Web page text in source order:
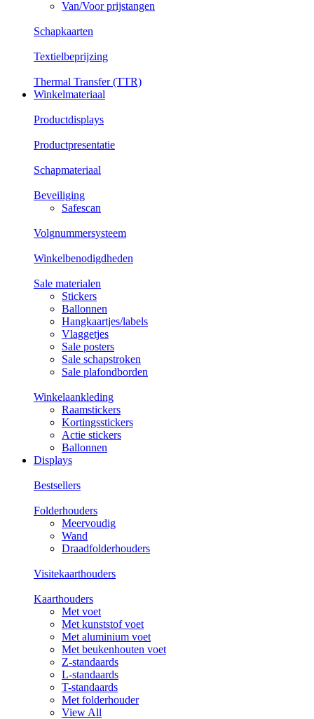
Van/Voor prijstangen
Schapkaarten
Textielbeprijzing
Thermal Transfer (TTR)
Winkelmateriaal
Productdisplays
Productpresentatie
Schapmateriaal
Beveiliging
Safescan
Volgnummersysteem
Winkelbenodigdheden
Sale materialen
Stickers
Ballonnen
Hangkaartjes/labels
Vlaggetjes
Sale posters
Sale schapstroken
Sale plafondborden
Winkelaankleding
Raamstickers
Kortingsstickers
Actie stickers
Ballonnen
Displays
Bestsellers
Folderhouders
Meervoudig
Wand
Draadfolderhouders
Visitekaarthouders
Kaarthouders
Met voet
Met kunststof voet
Met aluminium voet
Met beukenhouten voet
Z-standaards
L-standaards
T-standaards
Met folderhouder
View All